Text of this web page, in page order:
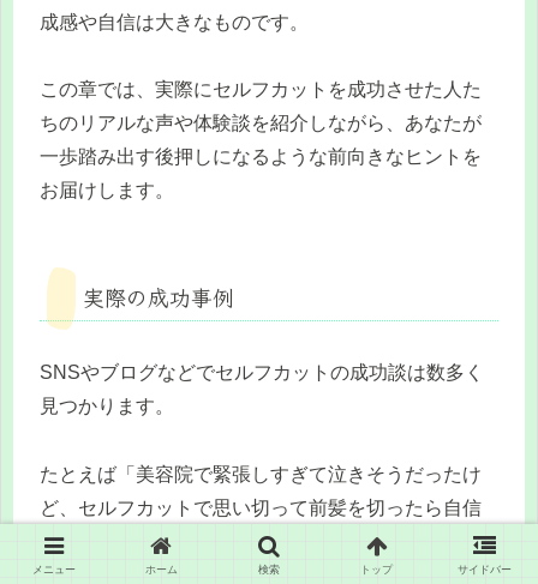
成感や自信は大きなものです。
この章では、実際にセルフカットを成功させた人た
ちのリアルな声や体験談を紹介しながら、あなたが
一歩踏み出す後押しになるような前向きなヒントを
お届けします。
実際の成功事例
SNSやブログなどでセルフカットの成功談は数多く
見つかります。
たとえば「美容院で緊張しすぎて泣きそうだったけ
ど、セルフカットで思い切って前髪を切ったら自信
がついた」「失敗を重ねながらも、自分に似合う髪
型が見えてきた」などの声は、同じ悩みを抱える人
メニュー ホーム 検索 トップ サイドバー